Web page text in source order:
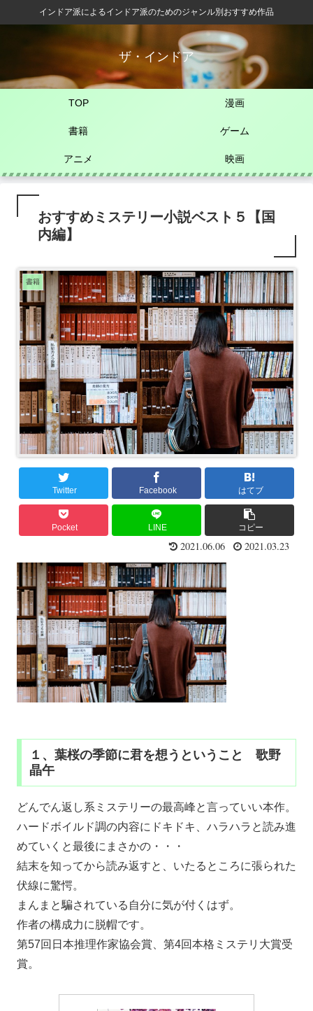
インドア派によるインドア派のためのジャンル別おすすめ作品
ザ・インドア
TOP 漫画
書籍 ゲーム
アニメ 映画
おすすめミステリー小説ベスト５【国
内編】
書籍
Twitter Facebook はてブ
Pocket LINE コピー
2021.06.06 2021.03.23
１、葉桜の季節に君を想うということ 歌野
晶午
どんでん返し系ミステリーの最高峰と言っていい本作。
ハードボイルド調の内容にドキドキ、ハラハラと読み進
めていくと最後にまさかの・・・
結末を知ってから読み返すと、いたるところに張られた
伏線に驚愕。
まんまと騙されている自分に気が付くはず。
作者の構成力に脱帽です。
第57回日本推理作家協会賞、第4回本格ミステリ大賞受
賞。